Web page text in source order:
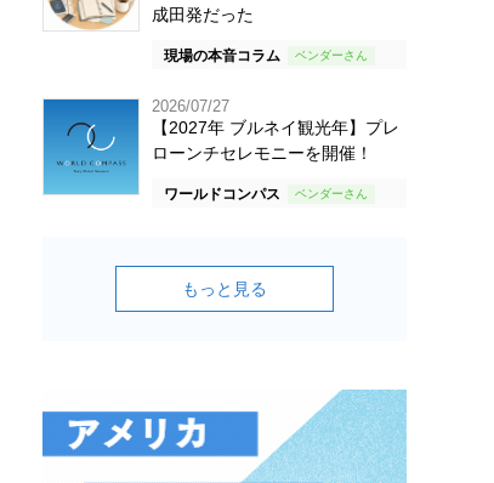
成田発だった
現場の本音コラム
2026/07/27
【2027年 ブルネイ観光年】プレ
ローンチセレモニーを開催！
ワールドコンパス
もっと見る